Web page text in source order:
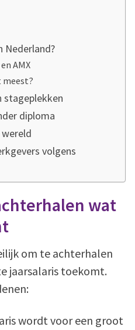
Nederland?
AMX
meest?
stageplekken
diploma
volgens
wat
om te achterhalen
jaarsalaris toekomt.
wordt voor een groot